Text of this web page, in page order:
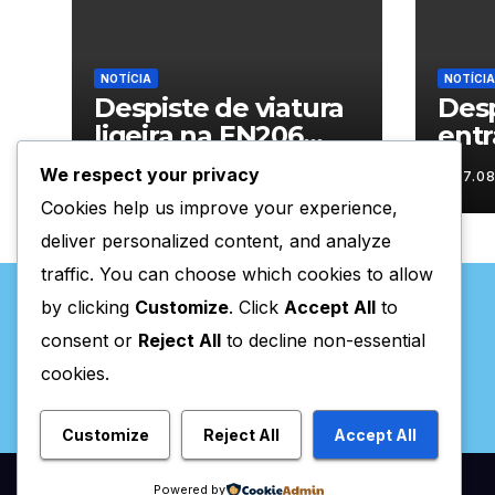
NOTÍCIA
Despiste de viatura
ligeira na EN206
junto ao
cruzamento Fornos
do Pinhal
07.08.2026
NOTÍCIA
Valpaços Online
We respect your privacy
Cookies help us improve your experience,
deliver personalized content, and analyze
traffic. You can choose which cookies to allow
by clicking Customize. Click Accept All to
consent or Reject All to decline non-essential
cookies.
Customize Reject All Accept All
Powered by